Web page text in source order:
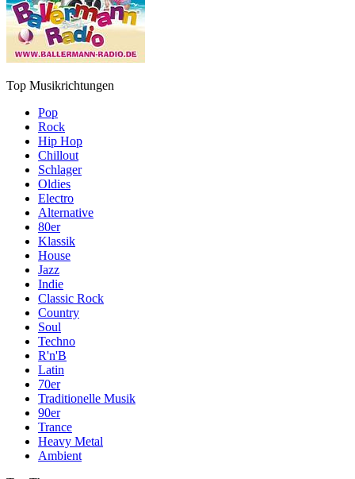
Top Musikrichtungen
Pop
Rock
Hip Hop
Chillout
Schlager
Oldies
Electro
Alternative
80er
Klassik
House
Jazz
Indie
Classic Rock
Country
Soul
Techno
R'n'B
Latin
70er
Traditionelle Musik
90er
Trance
Heavy Metal
Ambient